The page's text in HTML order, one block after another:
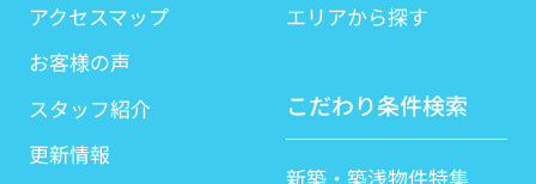
アクセスマップ
お客様の声
スタッフ紹介
更新情報
エリアから探す
こだわり条件検索